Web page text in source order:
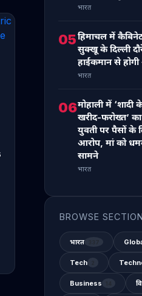
भारत
05हिमाचल में
सुक्खू के दिल्ली
हाईकमान से
भारत
06मोहाली में
खरीद-फरोख्त’
युवती पर पैसों के
आरोप, मां को
सामने
भारत
BROWSE
भारत
Tech
Business